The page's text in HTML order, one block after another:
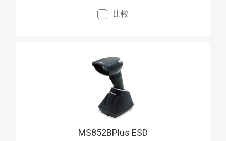
比較
MS852BPlus ESD